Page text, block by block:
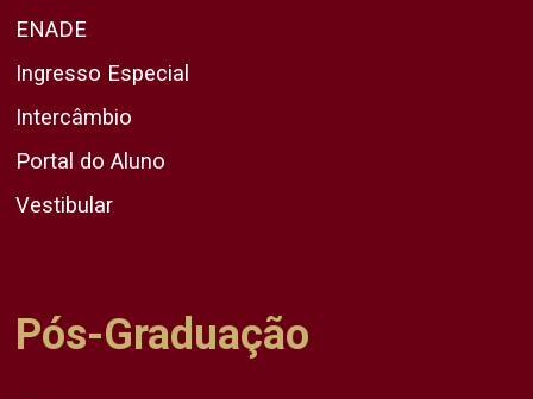
ENADE
Ingresso Especial
Intercâmbio
Portal do Aluno
Vestibular
Pós-Graduação